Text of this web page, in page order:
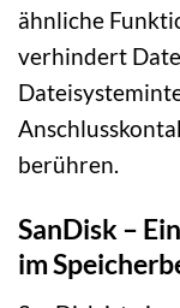
ähnliche
verhindert
berühren.
SanDisk –
im